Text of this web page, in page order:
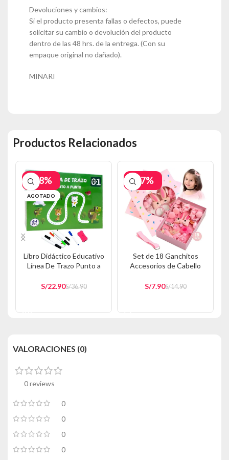
Devoluciones y cambios:
Si el producto presenta fallas o defectos, puede
solicitar su cambio o devolución del producto
dentro de las 48 hrs. de la entrega. (Con su
empaque original no dañado).
MINARI
Productos Relacionados
-38%
AGOTADO
Libro Didáctico Educativo
Línea De Trazo Punto a
S/36.90
S/22.90
-47%
Set de 18 Ganchitos
Accesorios de Cabello
S/14.90
S/7.90
VALORACIONES (0)
0 reviews
0
0
0
0